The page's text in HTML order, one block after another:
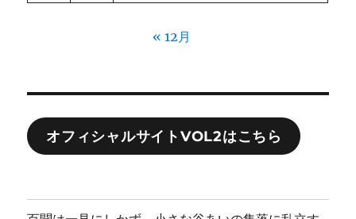
« 12月
オフィシャルサイトVOL2はこちら